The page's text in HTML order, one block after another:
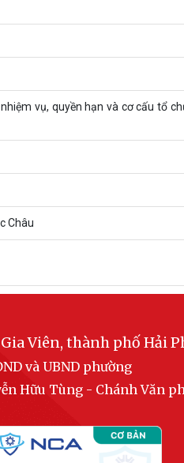
vụ, quyền hạn và cơ cấu tổ
Châu
Viên, thành phố Hải
và UBND phường
Hữu Tùng - Chánh Văn